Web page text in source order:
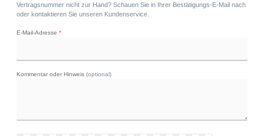
Vertragsnummer nicht zur Hand? Schauen Sie in Ihrer Bestätigungs-E-Mail nach
oder kontaktieren Sie unseren Kundenservice.
E-Mail-Adresse *
Kommentar oder Hinweis (optional)